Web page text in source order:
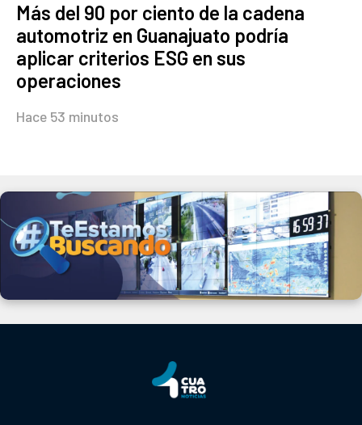
Más del 90 por ciento de la cadena
automotriz en Guanajuato podría
aplicar criterios ESG en sus
operaciones
Hace 53 minutos